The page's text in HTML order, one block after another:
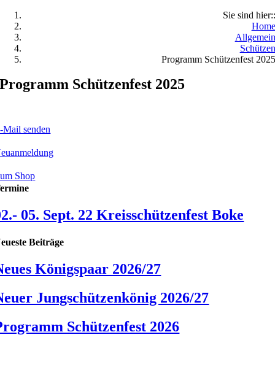
Sie sind hier::
Home
Allgemein
Schützen
Programm Schützenfest 2025
Programm Schützenfest 2025
Mail senden
Shop
05. Sept. 22 Kreisschützenfest Boke
Beiträge
Königspaar 2026/27
Jungschützenkönig 2026/27
Schützenfest 2026